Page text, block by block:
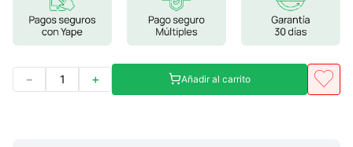
9.
melena leon
＋
－ Añadir al carrito